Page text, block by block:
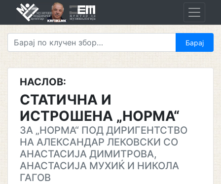
НАСЛОВ:
СТАТИЧНА И
ИСТРОШЕНА „НОРМА“
ЗА „НОРМА“ ПОД ДИРИГЕНТСТВО
НА АЛЕКСАНДАР ЛЕКОВСКИ СО
АНАСТАСИЈА ДИМИТРОВА,
АНАСТАСИЈА МУХИЌ И НИКОЛА
ГАГОВ